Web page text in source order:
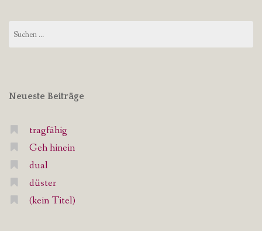
nach:
Neueste Beiträge
tragfähig
Geh hinein
dual
düster
(kein Titel)